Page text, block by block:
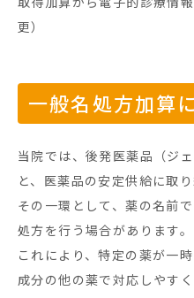
更）
一般名処方加算
当院では、後発医薬品（ジ
と、医薬品の安定供給に取り
その一環として、薬の名前
処方を行う場合があります。
これにより、特定の薬が一
成分の他の薬で対応しやすく